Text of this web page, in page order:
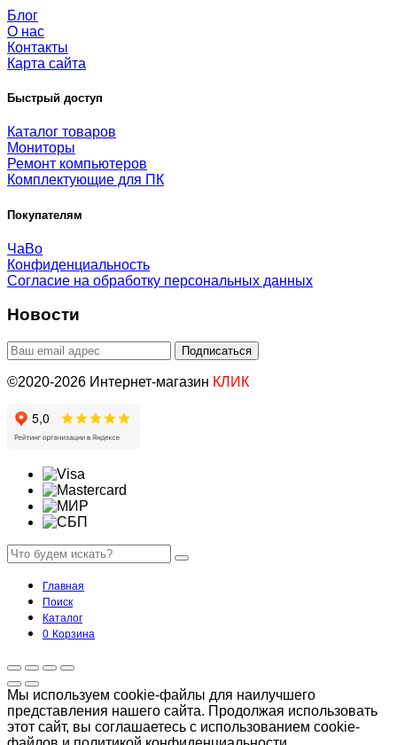
Блог
О нас
Контакты
Карта сайта
Быстрый доступ
Каталог товаров
Мониторы
Ремонт компьютеров
Комплектующие для ПК
Покупателям
ЧаВо
Конфиденциальность
Согласие на обработку персональных данных
Новости
©2020-2026 Интернет-магазин КЛИК
Главная
Поиск
Каталог
0 Корзина
Мы используем cookie-файлы для наилучшего
представления нашего сайта. Продолжая использовать
этот сайт, вы соглашаетесь с использованием cookie-